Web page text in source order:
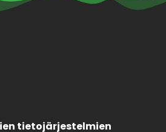
tietojärjestelmien